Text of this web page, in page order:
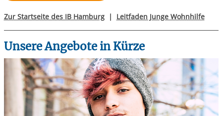
Zur Startseite des IB Hamburg| Leitfaden Junge Wohnhilfe
Unsere Angebote in Kürze